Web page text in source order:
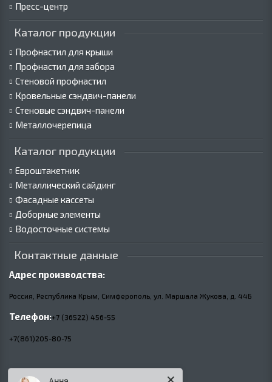
Пресс-центр
Каталог продукции
Профнастил для крыши
Профнастил для забора
Стеновой профнастил
Кровельные сэндвич-панели
Стеновые сэндвич-панели
Металлочерепица
Каталог продукции
Евроштакетник
Металлический сайдинг
Фасадные кассеты
Доборные элементы
Водосточные системы
Контактные данные
Адрес производства:
Россия, Республика Крым, Симферополь, ул. Маршала Жукова, д. 44Б
Телефон:+7 (36522) 456-55
+7(861)205-80-75
E-mail: